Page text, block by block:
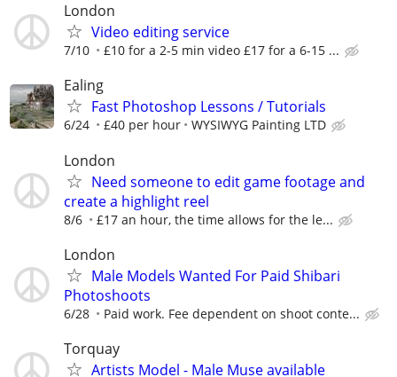
London
Video editing service
7/10 £10 for a 2-5 min video £17 for a 6-15 ...
Ealing
Fast Photoshop Lessons / Tutorials
6/24 £40 per hour WYSIWYG Painting LTD
London
Need someone to edit game footage and
create a highlight reel
8/6 £17 an hour, the time allows for the le...
London
Male Models Wanted For Paid Shibari
Photoshoots
6/28 Paid work. Fee dependent on shoot conte...
Torquay
Artists Model - Male Muse available